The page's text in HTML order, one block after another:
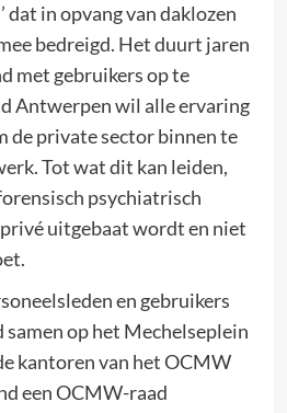
dat in opvang van daklozen
bedreigd. Het duurt jaren
met gebruikers op te
Antwerpen wil alle ervaring
de private sector binnen te
Tot wat dit kan leiden,
psychiatrisch
uitgebaat wordt en niet
en gebruikers
op het Mechelseplein
kantoren van het OCMW
een OCMW-raad